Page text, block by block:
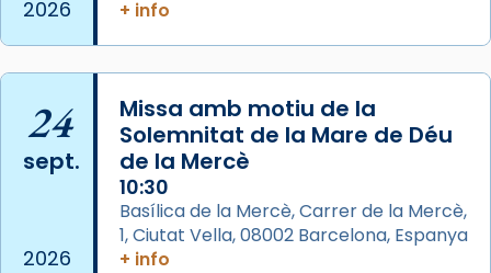
View on Facebook ·
Arquebisbat de Barcelona
Memòria de les santes Juliana i
Semproniana, verges i màrtirs.
Acompanyant la història de sant Cugat, a
partir de l’Edat Mitjana sorgeix la tradició
que les santes Juliana (“relatiu a Júlia”) i
2026 + info
24
sept.
2026
Missa amb motiu de la
Solemnitat de la Mare de Déu
de la Mercè
10:30
Basílica de la Mercè, Carrer de la Mercè,
1, Ciutat Vella, 08002 Barcelona, Espanya
+ info